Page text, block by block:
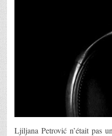
Ljiljana Petrović n’était pas